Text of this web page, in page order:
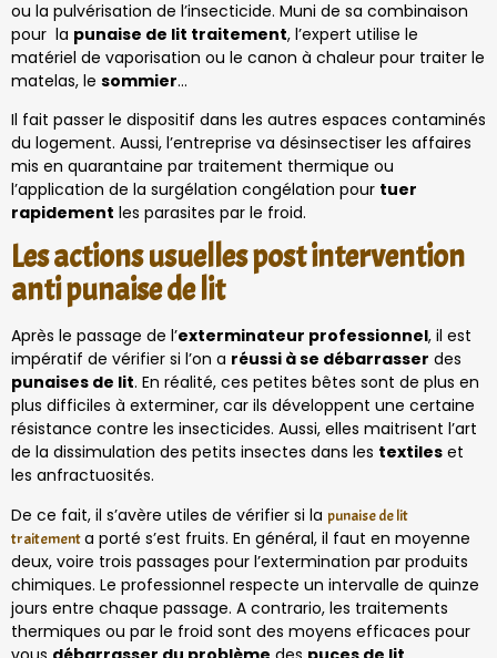
ou la pulvérisation de l’insecticide. Muni de sa combinaison
pour la punaise de lit traitement, l’expert utilise le
matériel de vaporisation ou le canon à chaleur pour traiter le
matelas, le sommier…
Il fait passer le dispositif dans les autres espaces contaminés
du logement. Aussi, l’entreprise va désinsectiser les affaires
mis en quarantaine par traitement thermique ou
l’application de la surgélation congélation pour tuer
rapidement les parasites par le froid.
Les actions usuelles post intervention
anti punaise de lit
Après le passage de l’exterminateur professionnel, il est
impératif de vérifier si l’on a réussi à se débarrasser des
punaises de lit. En réalité, ces petites bêtes sont de plus en
plus difficiles à exterminer, car ils développent une certaine
résistance contre les insecticides. Aussi, elles maitrisent l’art
de la dissimulation des petits insectes dans les textiles et
les anfractuosités.
De ce fait, il s’avère utiles de vérifier si la punaise de lit
traitementa porté s’est fruits. En général, il faut en moyenne
deux, voire trois passages pour l’extermination par produits
chimiques. Le professionnel respecte un intervalle de quinze
jours entre chaque passage. A contrario, les traitements
thermiques ou par le froid sont des moyens efficaces pour